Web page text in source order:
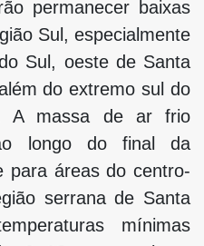
permanecer baixas
Sul, especialmente
Sul, oeste de Santa
do extremo sul do
A massa de ar frio
longo do final da
para áreas do centro-
serrana de Santa
mínimas